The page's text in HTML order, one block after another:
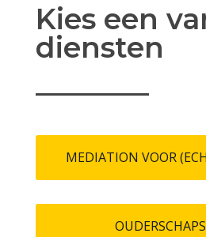
Kies een
diensten
MEDIATION VOOR